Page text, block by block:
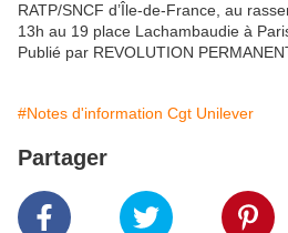
RATP/SNCF d’Île-de-France, au
13h au 19 place Lachambaudie à
Publié par REVOLUTION
#Notes d'information Cgt Unilever
Partager